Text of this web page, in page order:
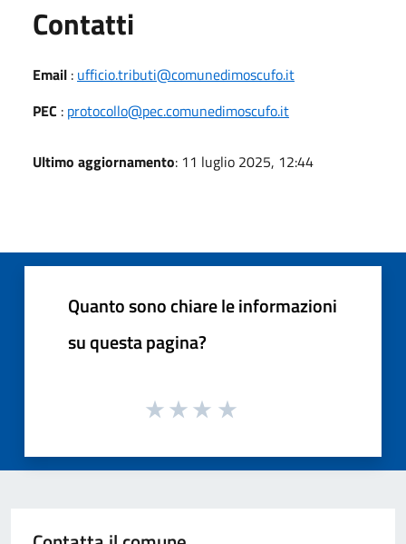
Contatti
Email : ufficio.tributi@comunedimoscufo.it
PEC : protocollo@pec.comunedimoscufo.it
Ultimo aggiornamento: 11 luglio 2025, 12:44
Quanto sono chiare le informazioni
su questa pagina?